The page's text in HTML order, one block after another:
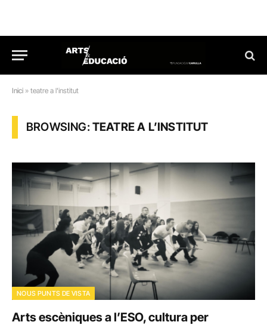
Inici » teatre a l'institut
BROWSING:TEATRE A L’INSTITUT
NOUS PUNTS DE VISTA
Arts escèniques a l’ESO, cultura per